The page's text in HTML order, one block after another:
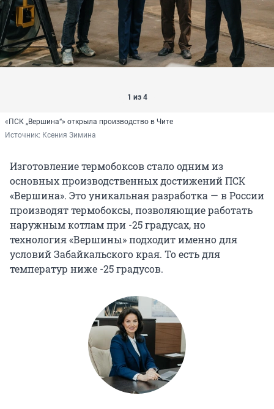
1 из 4
«ПСК „Вершина“» открыла производство в Чите
Источник: Ксения Зимина
Изготовление термобоксов стало одним из
основных производственных достижений ПСК
«Вершина». Это уникальная разработка — в России
производят термобоксы, позволяющие работать
наружным котлам при -25 градусах, но
технология «Вершины» подходит именно для
условий Забайкальского края. То есть для
температур ниже -25 градусов.